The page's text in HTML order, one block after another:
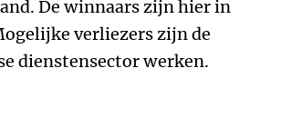
De winnaars zijn hier in
verliezers zijn de
dienstensector werken.